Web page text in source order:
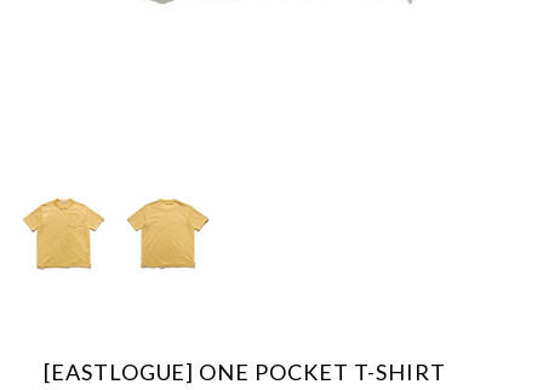
[EASTLOGUE] ONE POCKET T-SHIRT